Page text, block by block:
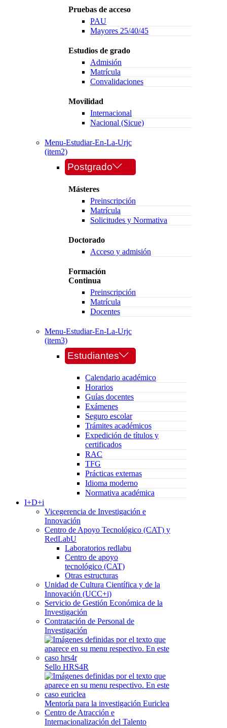
Pruebas de acceso
PAU
Mayores 25/40/45
Estudios de grado
Admisión
Matrícula
Convalidaciones
Movilidad
Internacional
Nacional (Sicue)
Menu-Estudiar-En-La-Urjc
(item2)
Postgrado
Másteres
Preinscripción
Matrícula
Solicitudes y Normativa
Doctorado
Acceso y admisión
Formación
Continua
Preinscripción
Matrícula
Docentes
Menu-Estudiar-En-La-Urjc
(item3)
Estudiantes
Calendario académico
Horarios
Guías docentes
Exámenes
Seguro escolar
Trámites académicos
Expedición de títulos y
certificados
RAC
TFG
Prácticas externas
Idioma moderno
Normativa académica
I+D+i
Vicegerencia de Investigación e
Innovación
Centro de Apoyo Tecnológico (CAT) y
RedLabU
Laboratorios redlabu
Centro de apoyo
tecnológico (CAT)
Otras estructuras
Unidad de Cultura Científica y de la
Innovación (UCC+i)
Servicio de Gestión Económica de la
Investigación
Contratación de Personal de
Investigación
Sello HRS4R
Mentoría para la investigación Euriclea
Centro de Atracción e
Internacionalización del Talento